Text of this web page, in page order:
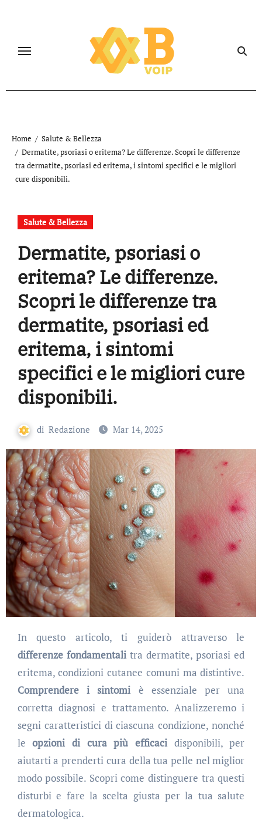
Home
Salute & Bellezza
Dermatite, psoriasi o eritema? Le differenze. Scopri le differenze
tra dermatite, psoriasi ed eritema, i sintomi specifici e le migliori
cure disponibili.
Salute & Bellezza
Dermatite, psoriasi o
eritema? Le differenze.
Scopri le differenze tra
dermatite, psoriasi ed
eritema, i sintomi
specifici e le migliori cure
disponibili.
di Redazione Mar 14, 2025
In questo articolo, ti guiderò attraverso le
differenze fondamentalitra dermatite, psoriasi ed
eritema, condizioni cutanee comuni ma distintive.
Comprendere i sintomi è essenziale per una
corretta diagnosi e trattamento. Analizzeremo i
segni caratteristici di ciascuna condizione, nonché
leopzioni di cura più efficacidisponibili, per
aiutarti a prenderti cura della tua pelle nel miglior
modo possibile. Scopri come distinguere tra questi
disturbi e fare la scelta giusta per la tua salute
dermatologica.